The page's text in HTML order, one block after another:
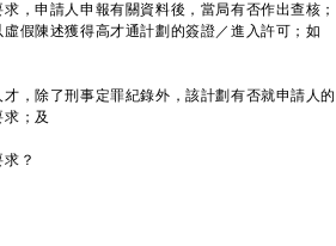
，申請人申報有關資料後，當局有否作出查核；
假陳述獲得高才通計劃的簽證／進入許可；如
，除了刑事定罪紀錄外，該計劃有否就申請人的
；及
？